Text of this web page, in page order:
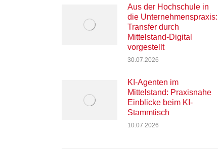
Aus der Hochschule in
die Unternehmenspraxis:
Transfer durch
Mittelstand-Digital
vorgestellt
30.07.2026
KI-Agenten im
Mittelstand: Praxisnahe
Einblicke beim KI-
Stammtisch
10.07.2026